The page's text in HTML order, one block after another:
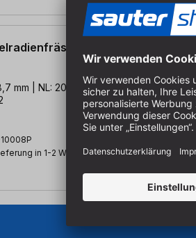
mit Kugellager R4
mm | NL: 20 mm | SL: 40 mm | GL: 67 mm
in 1-2 Werktagen